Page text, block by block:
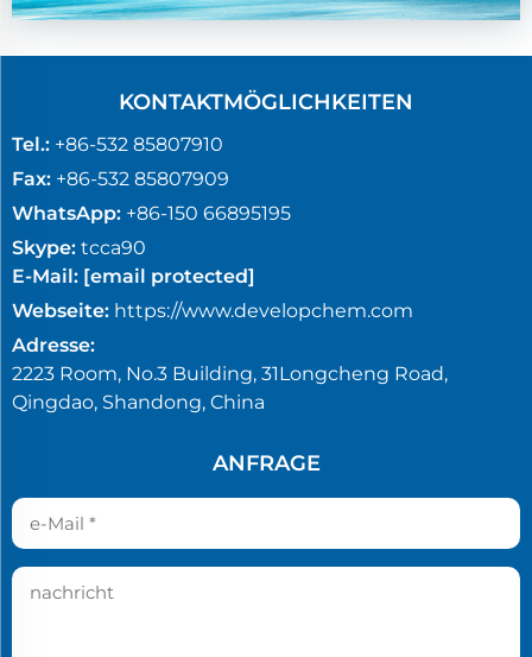
KONTAKTMÖGLICHKEITEN
Tel.: +86-532 85807910
Fax: +86-532 85807909
WhatsApp: +86-150 66895195
Skype: tcca90
E-Mail: [email protected]
Webseite: https://www.developchem.com
Adresse:
2223 Room, No.3 Building, 31Longcheng Road,
Qingdao, Shandong, China
ANFRAGE